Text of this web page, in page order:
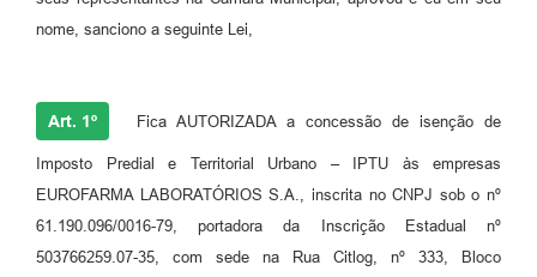
nome, sanciono a seguinte Lei,
Art. 1º Fica AUTORIZADA a concessão de isenção de
Imposto Predial e Territorial Urbano – IPTU às empresas
EUROFARMA LABORATÓRIOS S.A., inscrita no CNPJ sob o nº
61.190.096/0016-79, portadora da Inscrição Estadual nº
503766259.07-35, com sede na Rua Citlog, nº 333, Bloco